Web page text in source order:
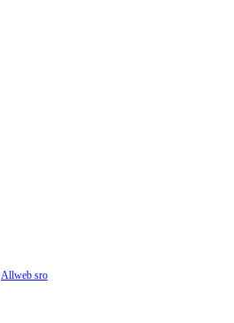
Allweb sro